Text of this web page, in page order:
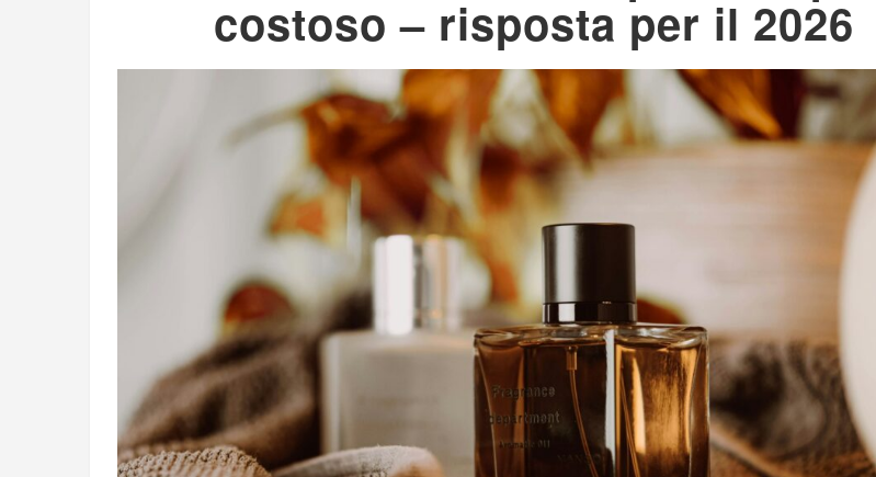
costoso – risposta per il 2026